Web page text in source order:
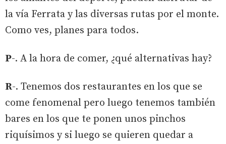
la vía Ferrata y las diversas rutas por el monte.
Como ves, planes para todos.
P-. A la hora de comer, ¿qué alternativas hay?
R-. Tenemos dos restaurantes en los que se
come fenomenal pero luego tenemos también
bares en los que te ponen unos pinchos
riquísimos y si luego se quieren quedar a